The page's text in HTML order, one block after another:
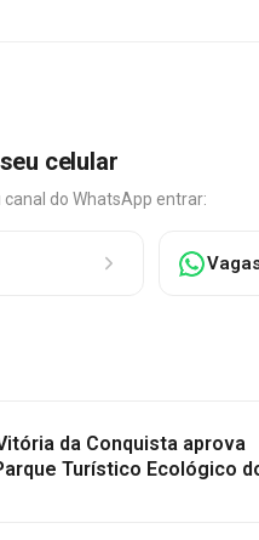
celular
do WhatsApp entrar:
da Conquista aprova
Turístico Ecológico